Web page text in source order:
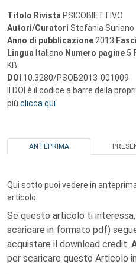
Titolo Rivista PSICOBIETTIVO
Autori/Curatori Stefania Suriano
Anno di pubblicazione 2013
Lingua Italiano Numero pagine 5
KB
DOI 10.3280/PSOB2013-001009
Il DOI è il codice a barre della
più clicca qui
ANTEPRIMA
Qui sotto puoi vedere in
articolo.
Se questo articolo ti
scaricare in formato pdf)
acquistare il download credit.
per scaricare questo Articolo